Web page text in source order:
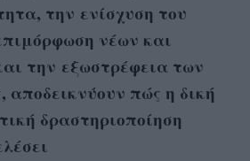
την ενίσχυση του
νέων και
την εξωστρέφεια των
αποδεικνύουν πώς η δική
δραστηριοποίηση